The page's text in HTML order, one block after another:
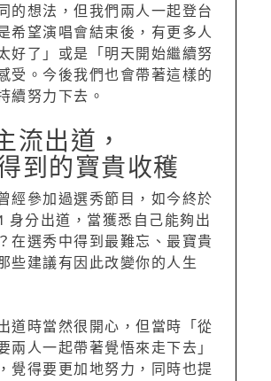
的想法，但我們兩人一起登台
希望演唱會結束後，有更多人
好了」或是「明天開始繼續努
受。今後我們也會帶著這樣的
續努力下去。
流出道，
到的寶貴收穫
經參加過選秀節目，如今終於
身分出道，當獲悉自己能夠出
在選秀中得到最難忘、最寶貴
些建議有因此改變你的人生
道時當然很開心，但當時「從
兩人一起帶著覺悟來走下去」
覺得要更加地努力，同時也提